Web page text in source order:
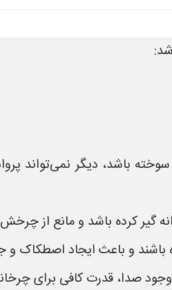
باشد، دیگر نمی‌تواند
گیر کرده باشد و مانع از
و باعث ایجاد اصطکاک و
صدا، قدرت کافی برای